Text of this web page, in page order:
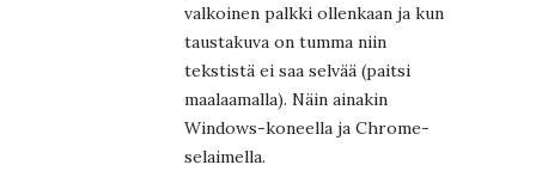
valkoinen palkki ollenkaan ja kun
taustakuva on tumma niin
tekstistä ei saa selvää (paitsi
maalaamalla). Näin ainakin
Windows-koneella ja Chrome-
selaimella.